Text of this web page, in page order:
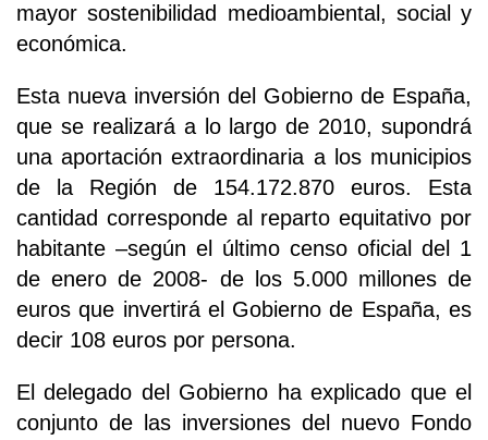
mayor sostenibilidad medioambiental, social y
económica.
Esta nueva inversión del Gobierno de España,
que se realizará a lo largo de 2010, supondrá
una aportación extraordinaria a los municipios
de la Región de 154.172.870 euros. Esta
cantidad corresponde al reparto equitativo por
habitante –según el último censo oficial del 1
de enero de 2008- de los 5.000 millones de
euros que invertirá el Gobierno de España, es
decir 108 euros por persona.
El delegado del Gobierno ha explicado que el
conjunto de las inversiones del nuevo Fondo